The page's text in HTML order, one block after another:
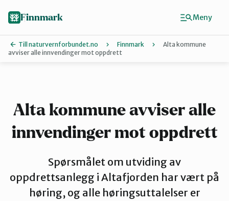
Porsangerfjorden
Sør-Varanger
Finnmark
Till naturvernforbundet.no Finnmark
Alta kommune
avviser alle innvendinger mot oppdrett
Alta kommune avviser alle
innvendinger mot oppdrett
Spørsmålet om utviding av
oppdrettsanlegg i Altafjorden har vært på
høring, og alle høringsuttalelser er